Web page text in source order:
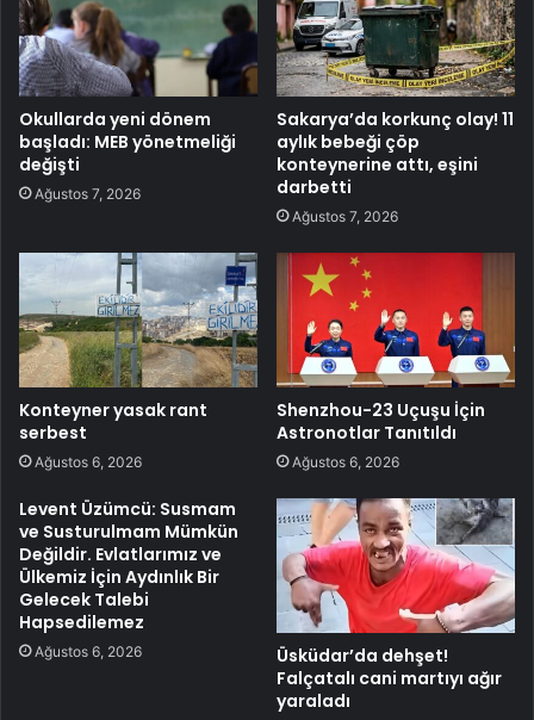
Okullarda yeni dönem
başladı: MEB yönetmeliği
değişti
Ağustos 7, 2026
Sakarya’da korkunç olay! 11
aylık bebeği çöp
konteynerine attı, eşini
darbetti
Ağustos 7, 2026
Konteyner yasak rant
serbest
Ağustos 6, 2026
Shenzhou-23 Uçuşu İçin
Astronotlar Tanıtıldı
Ağustos 6, 2026
Levent Üzümcü: Susmam
ve Susturulmam Mümkün
Değildir. Evlatlarımız ve
Ülkemiz İçin Aydınlık Bir
Gelecek Talebi
Hapsedilemez
Ağustos 6, 2026
Üsküdar’da dehşet!
Falçatalı cani martıyı ağır
yaraladı